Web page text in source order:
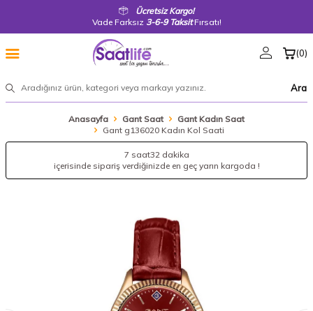
Ücretsiz Kargo!
Vade Farksız 3-6-9 TaksitFırsatı!
Ara
(0)
Anasayfa Gant Saat
Gant Kadın Saat
Gant g136020 Kadın Kol Saati
7 saat32 dakika
içerisinde sipariş verdiğinizde en geç yarın kargoda !